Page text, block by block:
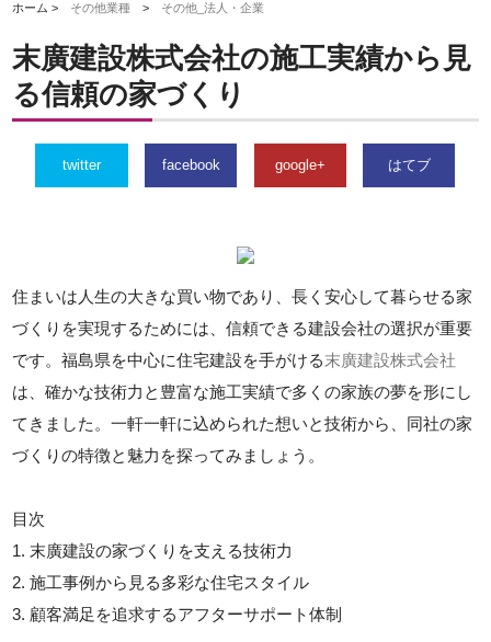
ホーム > その他業種 > その他_法人・企業
末廣建設株式会社の施工実績から見
る信頼の家づくり
twitter facebook google+ はてブ
住まいは人生の大きな買い物であり、長く安心して暮らせる家
づくりを実現するためには、信頼できる建設会社の選択が重要
です。福島県を中心に住宅建設を手がける末廣建設株式会社
は、確かな技術力と豊富な施工実績で多くの家族の夢を形にし
てきました。一軒一軒に込められた想いと技術から、同社の家
づくりの特徴と魅力を探ってみましょう。
目次
1. 末廣建設の家づくりを支える技術力
2. 施工事例から見る多彩な住宅スタイル
3. 顧客満足を追求するアフターサポート体制